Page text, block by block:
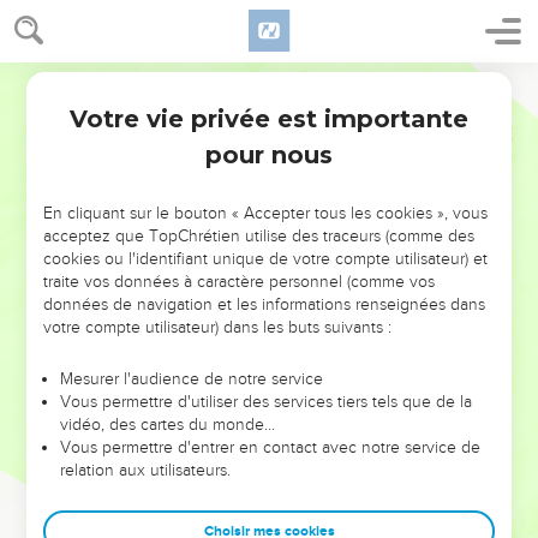
NE MANQUEZ PAS L’ÉVÉNEMENT
DE L’ANNÉE !
ET SI LEURS ERREURS POUVAIENT VOUS ÉVITER LES
VOTRES ?
leur foi ou leur vision. Mais on voit moins les doutes, les erreurs
et les saisons difficiles qu'ils ont traversés, alors même que ce
sont elles qui les ont façonnés.
Dans cette conférence, leaders, entrepreneurs, et responsables
clés pour avancer avec plus de sagesse afin que leurs erreurs
Votre vie privée est importante
pour nous
En cliquant sur le bouton « Accepter tous les cookies », vous
acceptez que TopChrétien utilise des traceurs (comme des
cookies ou l'identifiant unique de votre compte utilisateur) et
traite vos données à caractère personnel (comme vos
données de navigation et les informations renseignées dans
votre compte utilisateur) dans les buts suivants :
Mesurer l'audience de notre service
Vous permettre d'utiliser des services tiers tels que de la
vidéo, des cartes du monde…
Vous permettre d'entrer en contact avec notre service de
relation aux utilisateurs.
Choisir mes cookies